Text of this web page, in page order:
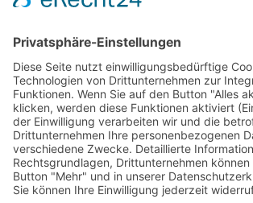
Susanne Steiger
Geschäfte
Newsletter
Kontakt